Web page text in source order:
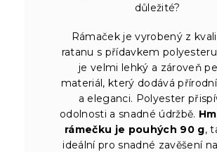
důležité?
Rámaček je vyrobený z
ratanu s přídavkem
je velmi lehký a zároveň
materiál, který dodává
a eleganci. Polyester
odolnosti a snadné údržbě.
rámečku je pouhých 90 g,
ideální pro snadné zavěšení